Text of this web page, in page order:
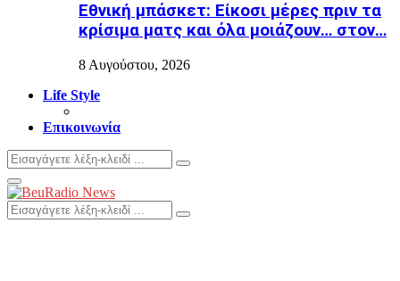
Εθνική μπάσκετ: Είκοσι μέρες πριν τα
κρίσιμα ματς και όλα μοιάζουν… στον…
8 Αυγούστου, 2026
Life Style
Επικοινωνία
Search
for:
Search
Primary
Menu
Search
for:
Search